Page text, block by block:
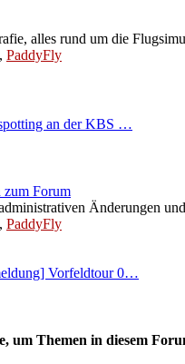
alles rund um die
, PaddyFly
an der KBS …
Forum
Änderungen
, PaddyFly
Vorfeldtour 0…
um Themen in diesem